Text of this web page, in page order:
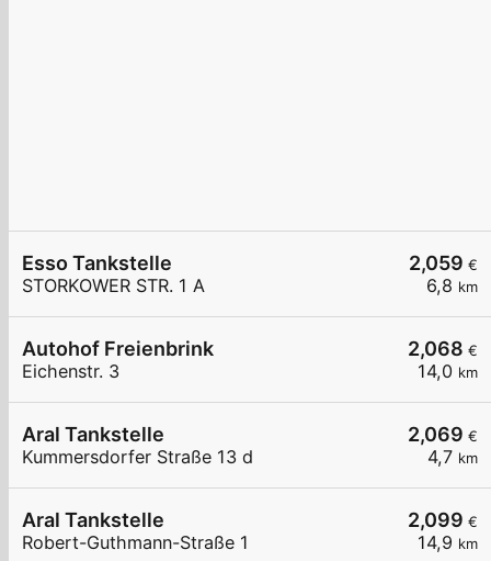
2,059 €
6,8 km
Esso Tankstelle
STORKOWER STR. 1 A
2,068 €
14,0 km
Autohof Freienbrink
Eichenstr. 3
2,069 €
4,7 km
Aral Tankstelle
Kummersdorfer Straße 13 d
2,099 €
14,9 km
Aral Tankstelle
Robert-Guthmann-Straße 1